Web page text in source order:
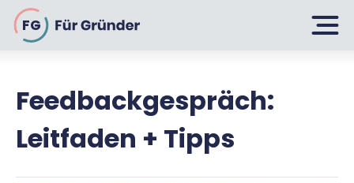
FG
Planen
Feedbackgespräch:
Leitfaden + Tipps